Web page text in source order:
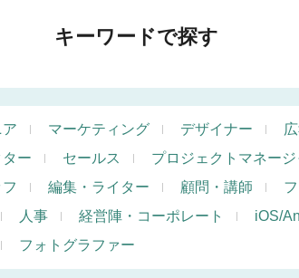
キーワードで探す
マーケティング デザイナー
ー
セールス
プロジェクトマネージ
編集・ライター 顧問・講師
人事 経営陣・コーポレート
iOS/
フォトグラファー